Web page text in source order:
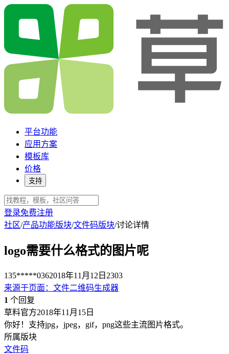
平台功能
应用方案
模板库
价格
支持
登录免费注册
社区/产品功能版块/文件码版块/讨论详情
logo需要什么格式的图片呢
135*****0362018年11月12日 2303
来源于页面 ： 文件二维码生成器
1 个回复
草料官方2018年11月15日
你好！支持jpg，jpeg，gif，png这些主流图片格式。
所属版块
文件码